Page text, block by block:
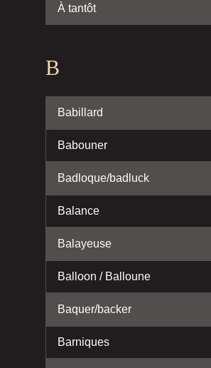
À tantôt
B
Babillard
Babouner
Badloque/badluck
Balance
Balayeuse
Balloon / Balloune
Baquer/backer
Barniques